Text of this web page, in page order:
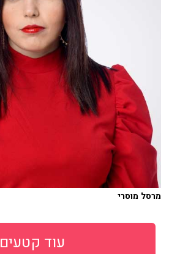
מרסל מוסרי
עוד קטעים